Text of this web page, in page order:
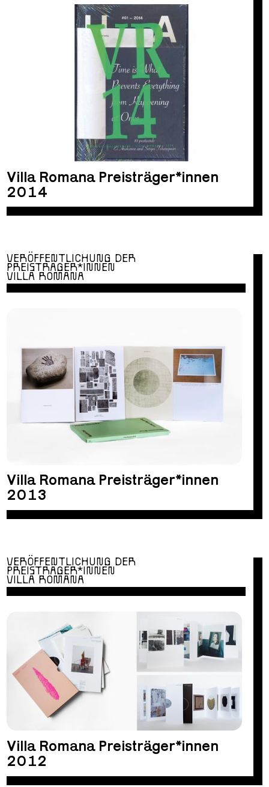
Villa Romana Preisträger*innen
2014
VERÖFFENTLICHUNG DER
PREISTRÄGER*INNEN
VILLA ROMANA
Villa Romana Preisträger*innen
2013
VERÖFFENTLICHUNG DER
PREISTRÄGER*INNEN
VILLA ROMANA
Villa Romana Preisträger*innen
2012